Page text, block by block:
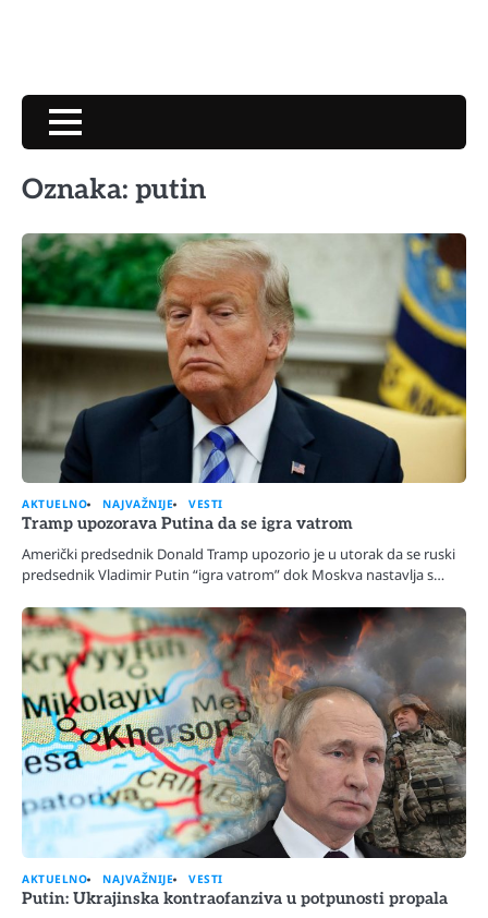
Oznaka: putin
AKTUELNO NAJVAŽNIJE VESTI
Tramp upozorava Putina da se igra vatrom
Američki predsednik Donald Tramp upozorio je u utorak da se ruski
predsednik Vladimir Putin “igra vatrom” dok Moskva nastavlja s…
AKTUELNO NAJVAŽNIJE VESTI
Putin: Ukrajinska kontraofanziva u potpunosti propala